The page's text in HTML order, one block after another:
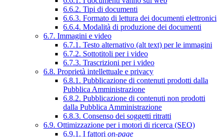
6.6.2. Tipi di documenti
6.6.3. Formato di lettura dei documenti elettronici
6.6.4. Modalità di produzione dei documenti
6.7. Immagini e video
6.7.1. Testo alternativo (alt text) per le immagini
6.7.2. Sottotitoli per i video
6.7.3. Trascrizioni per i video
6.8. Proprietà intellettuale e privacy
6.8.1. Pubblicazione di contenuti prodotti dalla
Pubblica Amministrazione
6.8.2. Pubblicazione di contenuti non prodotti
dalla Pubblica Amministrazione
6.8.3. Consenso dei soggetti ritratti
6.9. Ottimizzazione per i motori di ricerca (SEO)
6.9.1. I fattori on-page